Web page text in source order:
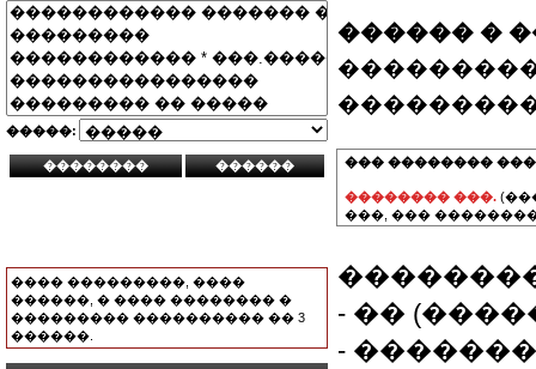
�����:
���� ���������, ����
������, � ���� �������� �
��������� ���������� �� 3
������.
������ �
��� ��������
�������� ���.
���, ���
- ��
-